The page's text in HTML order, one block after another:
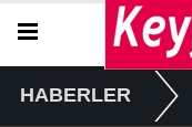
HABERLER